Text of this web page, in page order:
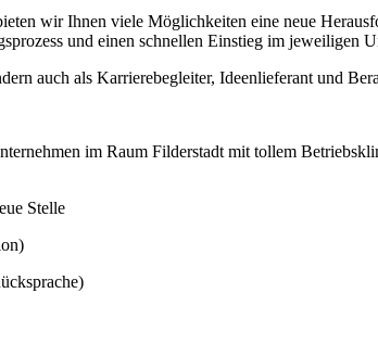
wir Ihnen viele Möglichkeiten eine neue
und einen schnellen Einstieg im jeweiligen
auch als Karrierebegleiter, Ideenlieferant und
im Raum Filderstadt mit tollem
Stelle